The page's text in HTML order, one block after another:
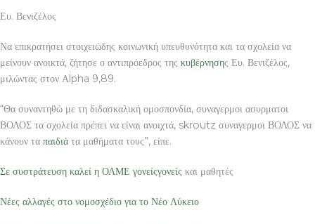
Ευ. Βενιζέλος
Να επικρατήσει στοιχειώδης κοινωνική υπευθυνότητα και τα σχολεία να
μείνουν ανοικτά, ζήτησε ο αντιπρόεδρος της κυβέρνησης Ευ. Βενιζέλος,
μιλώντας στον Αlpha 9,89.
“Θα συναντηθώ με τη διδασκαλική ομοσπονδία, συναγερμοι ασυρματοι
ΒΟΛΟΣ τα σχολεία πρέπει να είναι ανοιχτά, skroutz συναγερμοι ΒΟΛΟΣ να
κάνουν τα παιδιά τα μαθήματα τους”, είπε.
Σε συστράτευση καλεί η ΟΛΜΕ γονείςγονείς και μαθητές
Νέες αλλαγές στο νομοσχέδιο για το Νέο Λύκειο